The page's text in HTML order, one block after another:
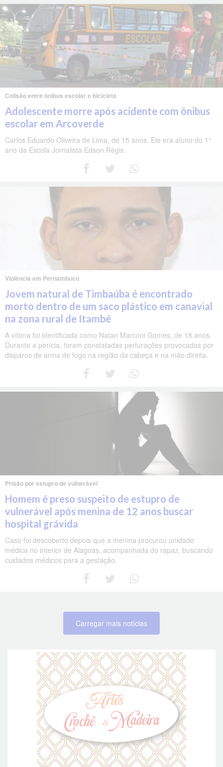
Colisão entre ônibus escolar e bicicleta
Adolescente morre após acidente com ônibus
escolar em Arcoverde
Carlos Eduardo Oliveira de Lima, de 15 anos. Ele era aluno do 1°
ano da Escola Jornalista Edson Régis.
Violência em Pernambuco
Jovem natural de Timbaúba é encontrado
morto dentro de um saco plástico em canavial
na zona rural de Itambé
A vítima foi identificada como Natan Marconi Gomes, de 18 anos.
Durante a perícia, foram constatadas perfurações provocadas por
disparos de arma de fogo na região da cabeça e na mão direita.
Prisão por estupro de vulnerável
Homem é preso suspeito de estupro de
vulnerável após menina de 12 anos buscar
hospital grávida
Caso foi descoberto depois que a menina procurou unidade
médica no interior de Alagoas, acompanhada do rapaz, buscando
cuidados médicos para a gestação.
Carregar mais notícias